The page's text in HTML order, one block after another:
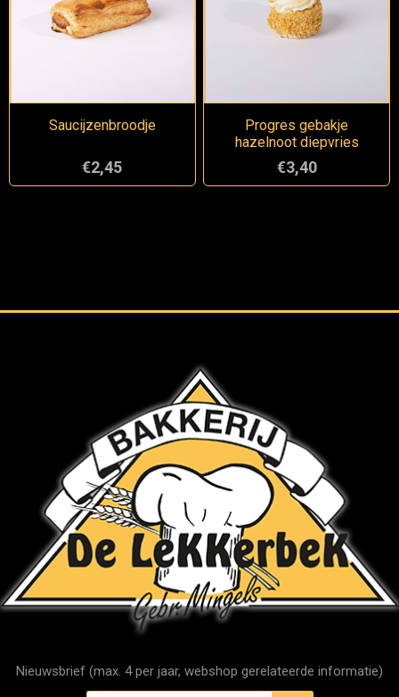
Saucijzenbroodje
€2,45
Progres gebakje
hazelnoot diepvries
€3,40
Nieuwsbrief (max. 4 per jaar, webshop gerelateerde informatie)